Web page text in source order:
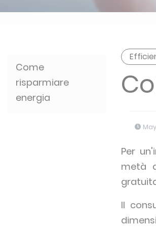
Come
risparmiare
energia
Per
metà
Il